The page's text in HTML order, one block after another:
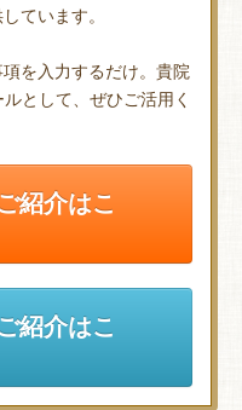
ています。
を入力するだけ。貴院
として、ぜひご活用く
紹介はこ
紹介はこ